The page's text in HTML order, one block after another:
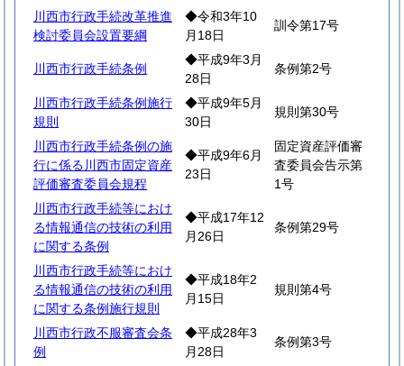
川西市行政手続改革推進
検討委員会設置要綱
◆令和3年10
月18日
訓令第17号
川西市行政手続条例
◆平成9年3月
28日
条例第2号
川西市行政手続条例施行
規則
◆平成9年5月
30日
規則第30号
川西市行政手続条例の施
行に係る川西市固定資産
評価審査委員会規程
◆平成9年6月
23日
固定資産評価審
査委員会告示第
1号
川西市行政手続等におけ
る情報通信の技術の利用
に関する条例
◆平成17年12
月26日
条例第29号
川西市行政手続等におけ
る情報通信の技術の利用
に関する条例施行規則
◆平成18年2
月15日
規則第4号
川西市行政不服審査会条
例
◆平成28年3
月28日
条例第3号